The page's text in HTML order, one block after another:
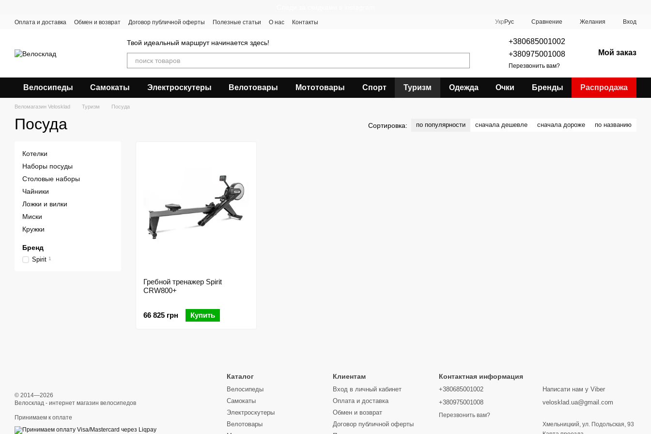
Оплата и доставка Обмен и возврат Договор публичной оферты Полезные статьи О нас Контакты Укр Рус Сравнение Желания Вход
Твой идеальный маршрут начинается здесь!
+380685001002
+380975001008
Перезвонить вам?
Мой заказ
Велосипеды Самокаты Электроскутеры Велотовары Мототовары Спорт Туризм Одежда Очки Бренды Распродажа
Веломагазин Velosklad Туризм Посуда
Посуда Сортировка: по популярности сначала дешевле сначала дороже по названию
Гребной тренажер Spirit
CRW800+
66 825 грн Купить
Котелки
Наборы посуды
Столовые наборы
Чайники
Ложки и вилки
Миски
Кружки
Бренд
Spirit 1
© 2014—2026
Велосклад - интернет магазин велосипедов
Принимаем к оплате
Каталог
Велосипеды
Самокаты
Электроскутеры
Велотовары
Клиентам
Вход в личный кабинет
Оплата и доставка
Обмен и возврат
Договор публичной оферты
Контактная информация
+380685001002
+380975001008
Перезвонить вам?
Написати нам у Viber
velosklad.ua@gmail.com
Хмельницкий, ул. Подольская, 93